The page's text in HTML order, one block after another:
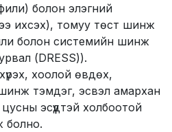
болон элэгний
ихсэх), томуу төст шинж
болон системийн шинж
(DRESS)).
хоолой өвдөх,
тэмдэг, эсвэл амархан
эсүүдтэй холбоотой
болно.